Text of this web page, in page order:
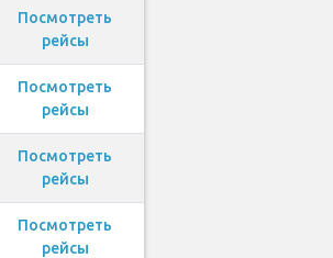
Посмотреть
рейсы
Посмотреть
рейсы
Посмотреть
рейсы
Посмотреть
рейсы